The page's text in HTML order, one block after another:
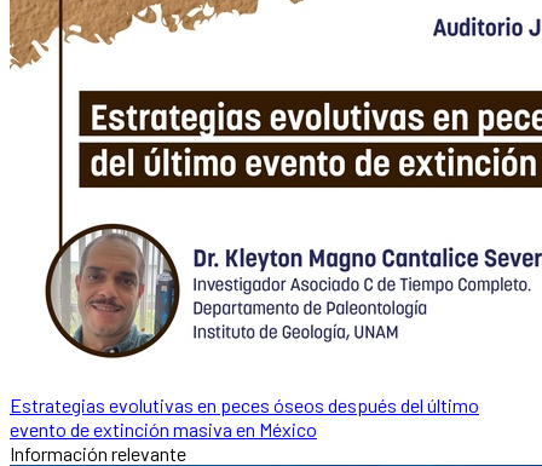
Estrategias evolutivas en peces óseos después del último
evento de extinción masiva en México
Información relevante